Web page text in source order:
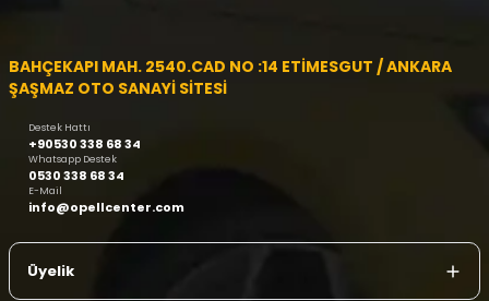
BAHÇEKAPI MAH. 2540.CAD NO :14 ETİMESGUT / ANKARA
ŞAŞMAZ OTO SANAYİ SİTESİ
Destek Hattı
+90530 338 68 34
Whatsapp Destek
0530 338 68 34
E-Mail
info@opellcenter.com
Üyelik